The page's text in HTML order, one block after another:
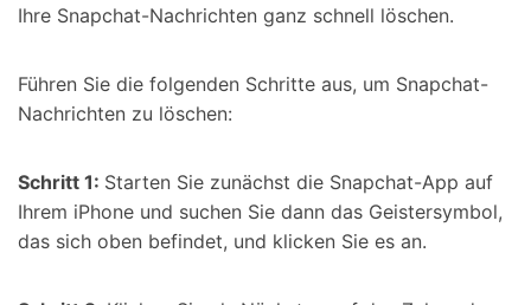
Ihre Snapchat-Nachrichten ganz schnell löschen.
Führen Sie die folgenden Schritte aus, um Snapchat-
Nachrichten zu löschen:
Schritt 1: Starten Sie zunächst die Snapchat-App auf
Ihrem iPhone und suchen Sie dann das Geistersymbol,
das sich oben befindet, und klicken Sie es an.